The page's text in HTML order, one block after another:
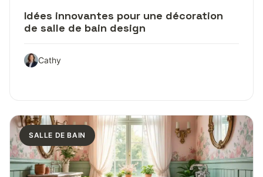
Idées innovantes pour une décoration
de salle de bain design
Cathy
SALLE DE BAIN